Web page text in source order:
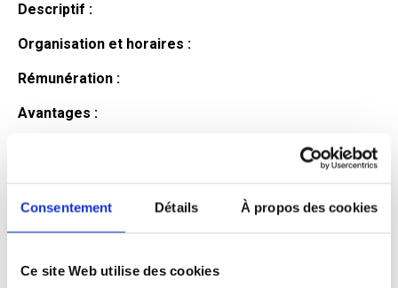
Consentement Détails À propos des cookies
Ce site Web utilise des cookies
Descriptif :
Organisation et horaires :
Rémunération :
Avantages :
candidat
Qualifications et diplômes :